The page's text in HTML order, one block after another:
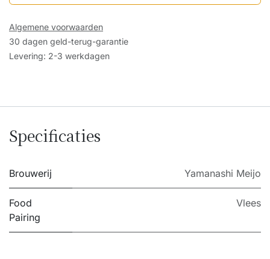
Algemene voorwaarden
30 dagen geld-terug-garantie
Levering: 2-3 werkdagen
Specificaties
Brouwerij Yamanashi Meijo
Food
Pairing
Vlees